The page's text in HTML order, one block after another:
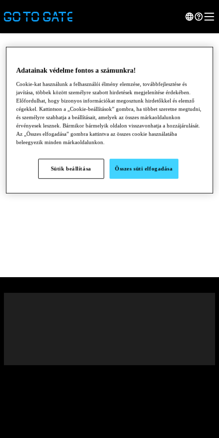
●●●
Adatainak védelme fontos a számunkra!
Cookie-kat használunk a felhasználói élmény elemzése, továbbfejlesztése és
javítása, többek között személyre szabott hirdetések megjelenítése érdekében.
Előfordulhat, hogy bizonyos információkat megosztunk hirdetőkkel és elemző
cégekkel. Kattintson a „Cookie-beállítások” gombra, ha többet szeretne megtudni,
és személyre szabhatja a beállításait, amelyek az összes márkaoldalunkon
érvényesek lesznek. Bármikor bármelyik oldalon visszavonhatja a hozzájárulását.
Az „Összes elfogadása” gombra kattintva az összes cookie használatába
beleegyezik minden márkaoldalunkon.
Sütik beállítása Összes süti elfogadása